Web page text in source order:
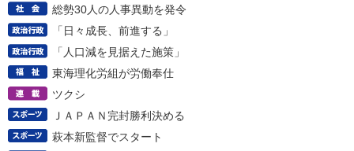
総勢30人の人事異動を発令
「日々成長、前進する」
「人口減を見据えた施策」
東海理化労組が労働奉仕
ツクシ
ＪＡＰＡＮ完封勝利決める
萩本新監督でスタート